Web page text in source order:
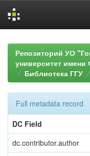
navigationРепозиторий УО
университет
Библиотека ГГУ
Full metadata record
DC Field
dc.contributor.author